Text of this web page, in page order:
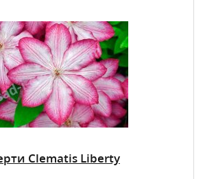
Clematis Liberty